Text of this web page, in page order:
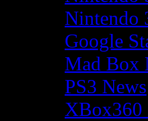
Nintendo
Google
Mad Box
PS3 News
XBox360